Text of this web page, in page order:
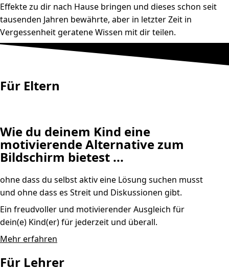
Effekte zu dir nach Hause bringen und dieses schon seit
tausenden Jahren bewährte, aber in letzter Zeit in
Vergessenheit geratene Wissen mit dir teilen.
Für Eltern
Wie du deinem Kind eine
motivierende Alternative zum
Bildschirm bietest ...
ohne dass du selbst aktiv eine Lösung suchen musst
und ohne dass es Streit und Diskussionen gibt.
Ein freudvoller und motivierender Ausgleich für
dein(e) Kind(er) für jederzeit und überall.
Mehr erfahren
Für Lehrer